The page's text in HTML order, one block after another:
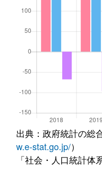
出典：政府統計の総
w.e-stat.go.jp/）
「社会・人口統計